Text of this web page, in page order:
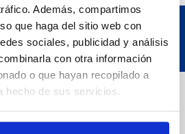
Además, compartimos
que haga del sitio web con
sociales, publicidad y análisis
con otra información
o que hayan recopilado a
hecho de sus servicios.